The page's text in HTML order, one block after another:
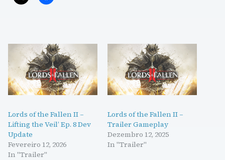
Lords of the Fallen II –
Lifting the Veil’ Ep. 8 Dev
Update
Fevereiro 12, 2026
In "Trailer"
Lords of the Fallen II –
Trailer Gameplay
Dezembro 12, 2025
In "Trailer"